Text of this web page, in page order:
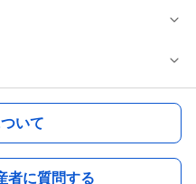
いて
者に質問する